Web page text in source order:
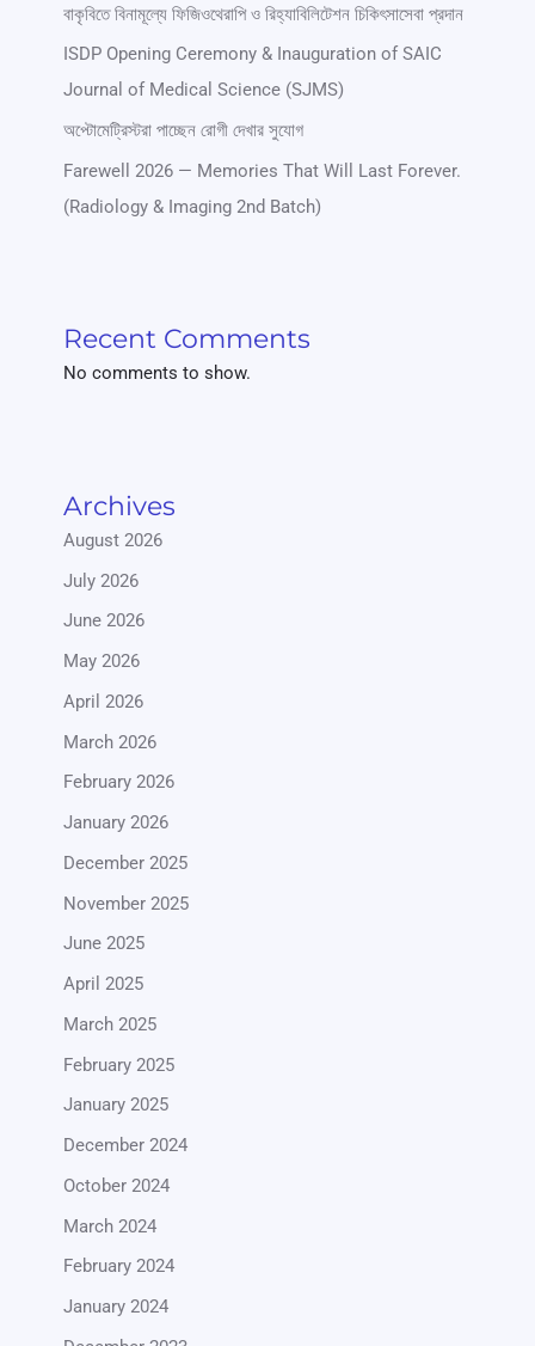
বাকৃবিতে বিনামূল্যে ফিজিওথেরাপি ও রিহ্যাবিলিটেশন চিকিৎসাসেবা প্রদান
ISDP Opening Ceremony & Inauguration of SAIC
Journal of Medical Science (SJMS)
অপ্টোমেট্রিস্টরা পাচ্ছেন রোগী দেখার সুযোগ
Farewell 2026 — Memories That Will Last Forever.
(Radiology & Imaging 2nd Batch)
Recent Comments
No comments to show.
Archives
August 2026
July 2026
June 2026
May 2026
April 2026
March 2026
February 2026
January 2026
December 2025
November 2025
June 2025
April 2025
March 2025
February 2025
January 2025
December 2024
October 2024
March 2024
February 2024
January 2024